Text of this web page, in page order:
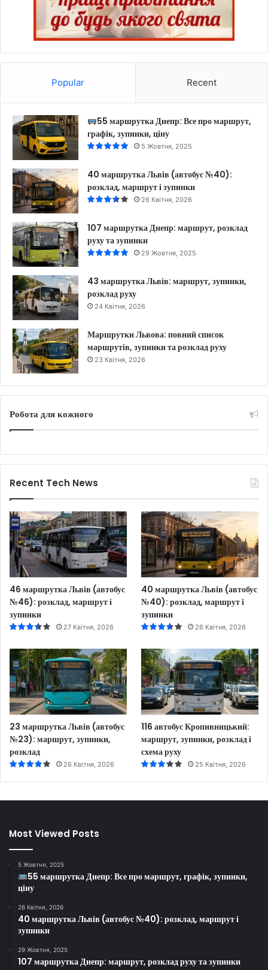
Popular Recent
55 маршрутка Днепр: Все про маршрут,
графік, зупинки, ціну
5 Жовтня, 2025
40 маршрутка Львів (автобус №40):
розклад, маршрут і зупинки
26 Квітня, 2026
107 маршрутка Днепр: маршрут, розклад
руху та зупинки
29 Жовтня, 2025
43 маршрутка Львів: маршрут, зупинки,
розклад руху
24 Квітня, 2026
Маршрутки Львова: повний список
маршрутів, зупинки та розклад руху
23 Квітня, 2026
Робота для кожного
Recent Tech News
46 маршрутка Львів (автобус
№46): розклад, маршрут і
зупинки
27 Квітня, 2026
40 маршрутка Львів (автобус
№40): розклад, маршрут і
зупинки
26 Квітня, 2026
23 маршрутка Львів (автобус
№23): маршрут, зупинки,
розклад
26 Квітня, 2026
116 автобус Кропивницький:
маршрут, зупинки, розклад і
схема руху
25 Квітня, 2026
Most Viewed Posts
5 Жовтня, 2025
55 маршрутка Днепр: Все про маршрут, графік, зупинки,
ціну
26 Квітня, 2026
40 маршрутка Львів (автобус №40): розклад, маршрут і
зупинки
29 Жовтня, 2025
107 маршрутка Днепр: маршрут, розклад руху та зупинки